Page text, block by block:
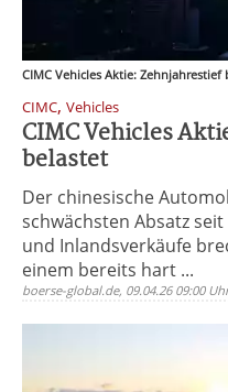
CIMC Vehicles Aktie:
CIMC, Vehicles
CIMC Vehicles
belastet
Der chinesische
schwächsten Absatz
und Inlandsverkäufe
einem bereits hart ...
boerse-global.de, 09.04.26 09:00